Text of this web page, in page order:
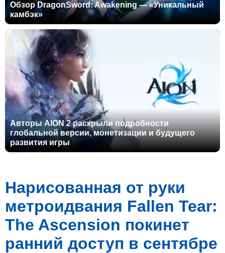
Обзор DragonSword: Awakening — «Уникальный
камбэк»
Авторы AION 2 раскрыли подробности
глобальной версии, монетизации и будущего
развития игры
Нарисованная от руки
метроидвания Fallen Tear:
The Ascension покинет
ранний доступ в сентябре